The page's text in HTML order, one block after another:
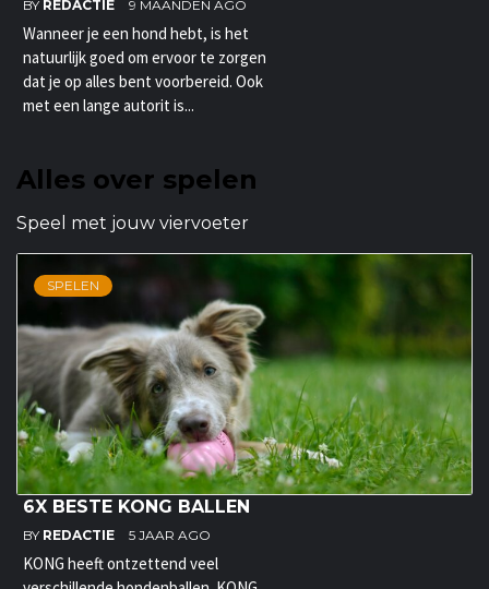
BY REDACTIE 9 MAANDEN AGO
Wanneer je een hond hebt, is het
natuurlijk goed om ervoor te zorgen
dat je op alles bent voorbereid. Ook
met een lange autorit is...
Alles over spelen
Speel met jouw viervoeter
SPELEN
6X BESTE KONG BALLEN
BY REDACTIE 5 JAAR AGO
KONG heeft ontzettend veel